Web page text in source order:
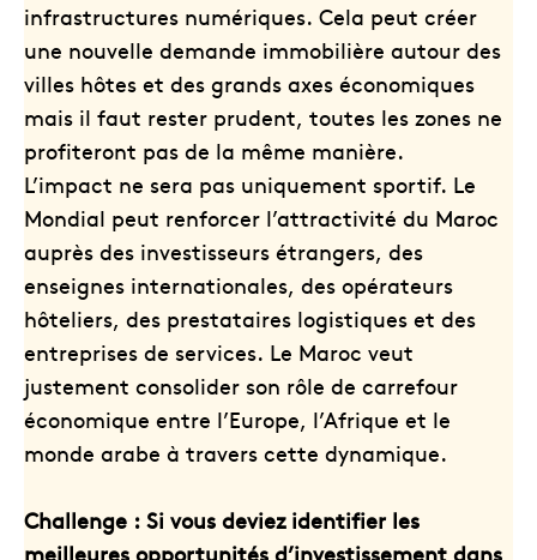
infrastructures numériques. Cela peut créer
une nouvelle demande immobilière autour des
villes hôtes et des grands axes économiques
mais il faut rester prudent, toutes les zones ne
profiteront pas de la même manière.
L’impact ne sera pas uniquement sportif. Le
Mondial peut renforcer l’attractivité du Maroc
auprès des investisseurs étrangers, des
enseignes internationales, des opérateurs
hôteliers, des prestataires logistiques et des
entreprises de services. Le Maroc veut
justement consolider son rôle de carrefour
économique entre l’Europe, l’Afrique et le
monde arabe à travers cette dynamique.
Challenge : Si vous deviez identifier les
meilleures opportunités d’investissement dans